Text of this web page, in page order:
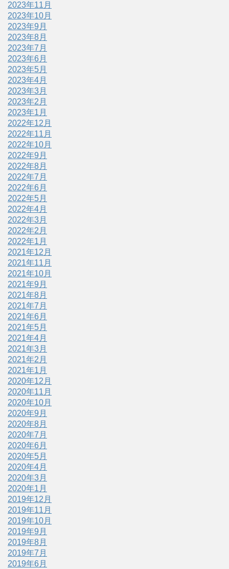
2023年11月
2023年10月
2023年9月
2023年8月
2023年7月
2023年6月
2023年5月
2023年4月
2023年3月
2023年2月
2023年1月
2022年12月
2022年11月
2022年10月
2022年9月
2022年8月
2022年7月
2022年6月
2022年5月
2022年4月
2022年3月
2022年2月
2022年1月
2021年12月
2021年11月
2021年10月
2021年9月
2021年8月
2021年7月
2021年6月
2021年5月
2021年4月
2021年3月
2021年2月
2021年1月
2020年12月
2020年11月
2020年10月
2020年9月
2020年8月
2020年7月
2020年6月
2020年5月
2020年4月
2020年3月
2020年1月
2019年12月
2019年11月
2019年10月
2019年9月
2019年8月
2019年7月
2019年6月